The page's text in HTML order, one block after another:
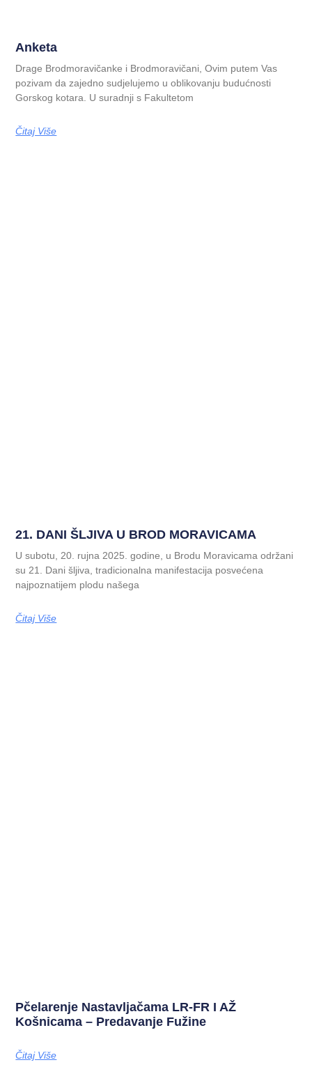
Anketa
Drage Brodmoravičanke i Brodmoravičani, Ovim putem Vas
pozivam da zajedno sudjelujemo u oblikovanju budućnosti
Gorskog kotara. U suradnji s Fakultetom
Čitaj Više
21. DANI ŠLJIVA U BROD MORAVICAMA
U subotu, 20. rujna 2025. godine, u Brodu Moravicama održani
su 21. Dani šljiva, tradicionalna manifestacija posvećena
najpoznatijem plodu našega
Čitaj Više
Pčelarenje Nastavljačama LR-FR I AŽ
Košnicama – Predavanje Fužine
Čitaj Više